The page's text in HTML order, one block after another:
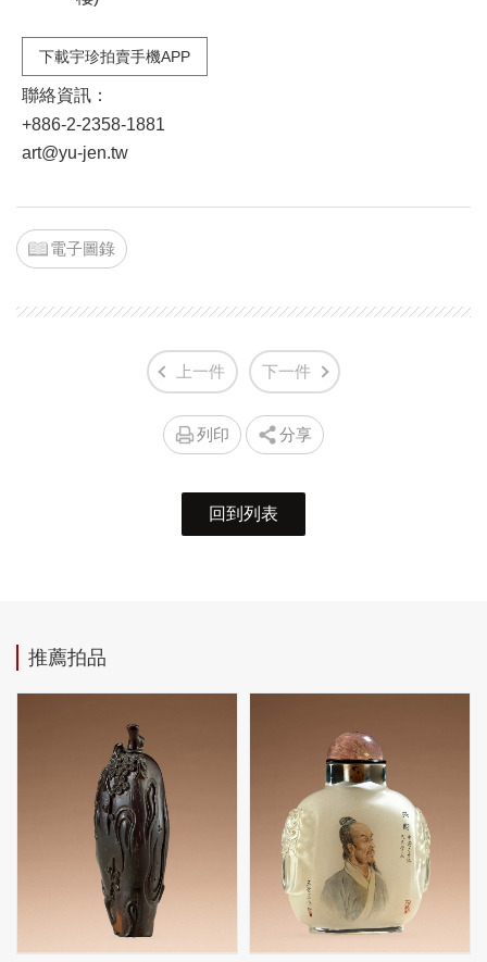
下載宇珍拍賣手機APP
聯絡資訊：
+886-2-2358-1881
art@yu-jen.tw
電子圖錄
上一件 下一件
列印 分享
回到列表
推薦拍品